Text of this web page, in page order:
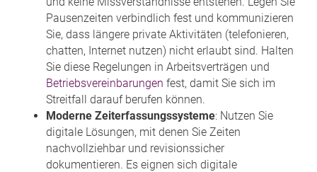
Pausenzeiten verbindlich fest und kommunizieren
Sie, dass längere private Aktivitäten (telefonieren,
chatten, Internet nutzen) nicht erlaubt sind. Halten
Sie diese Regelungen in Arbeitsverträgen und
Betriebsvereinbarungen fest, damit Sie sich im
Streitfall darauf berufen können.
Moderne Zeiterfassungssysteme: Nutzen Sie
digitale Lösungen, mit denen Sie Zeiten
nachvollziehbar und revisionssicher
dokumentieren. Es eignen sich digitale